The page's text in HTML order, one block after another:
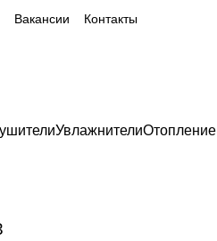
Вакансии Контакты
УвлажнителиОтопление